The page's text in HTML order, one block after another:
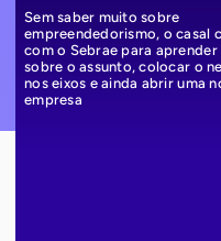
Sem saber muito sobre
empreendedorismo, o casal
com o Sebrae para
sobre o assunto, colocar o
nos eixos e ainda abrir uma
empresa